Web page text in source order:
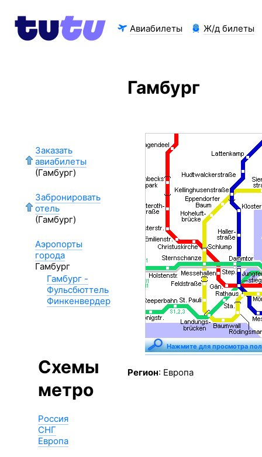
Авиабилеты Ж/д билеты
Заказать
авиабилеты
(Гамбург)
Забронировать
отель
(Гамбург)
Аэропорты
города
Гамбург
Гамбург -
Фульсбюттель
Финкенвердер
Схемы
метро
Россия
СНГ
Европа
Гамбург
Нажмите для просмотра
Регион: Европа